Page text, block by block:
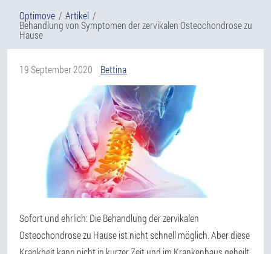
Optimove Artikel
Behandlung von Symptomen der zervikalen Osteochondrose zu
Hause
19 September 2020 Bettina
Sofort und ehrlich: Die Behandlung der zervikalen
Osteochondrose zu Hause ist nicht schnell möglich. Aber diese